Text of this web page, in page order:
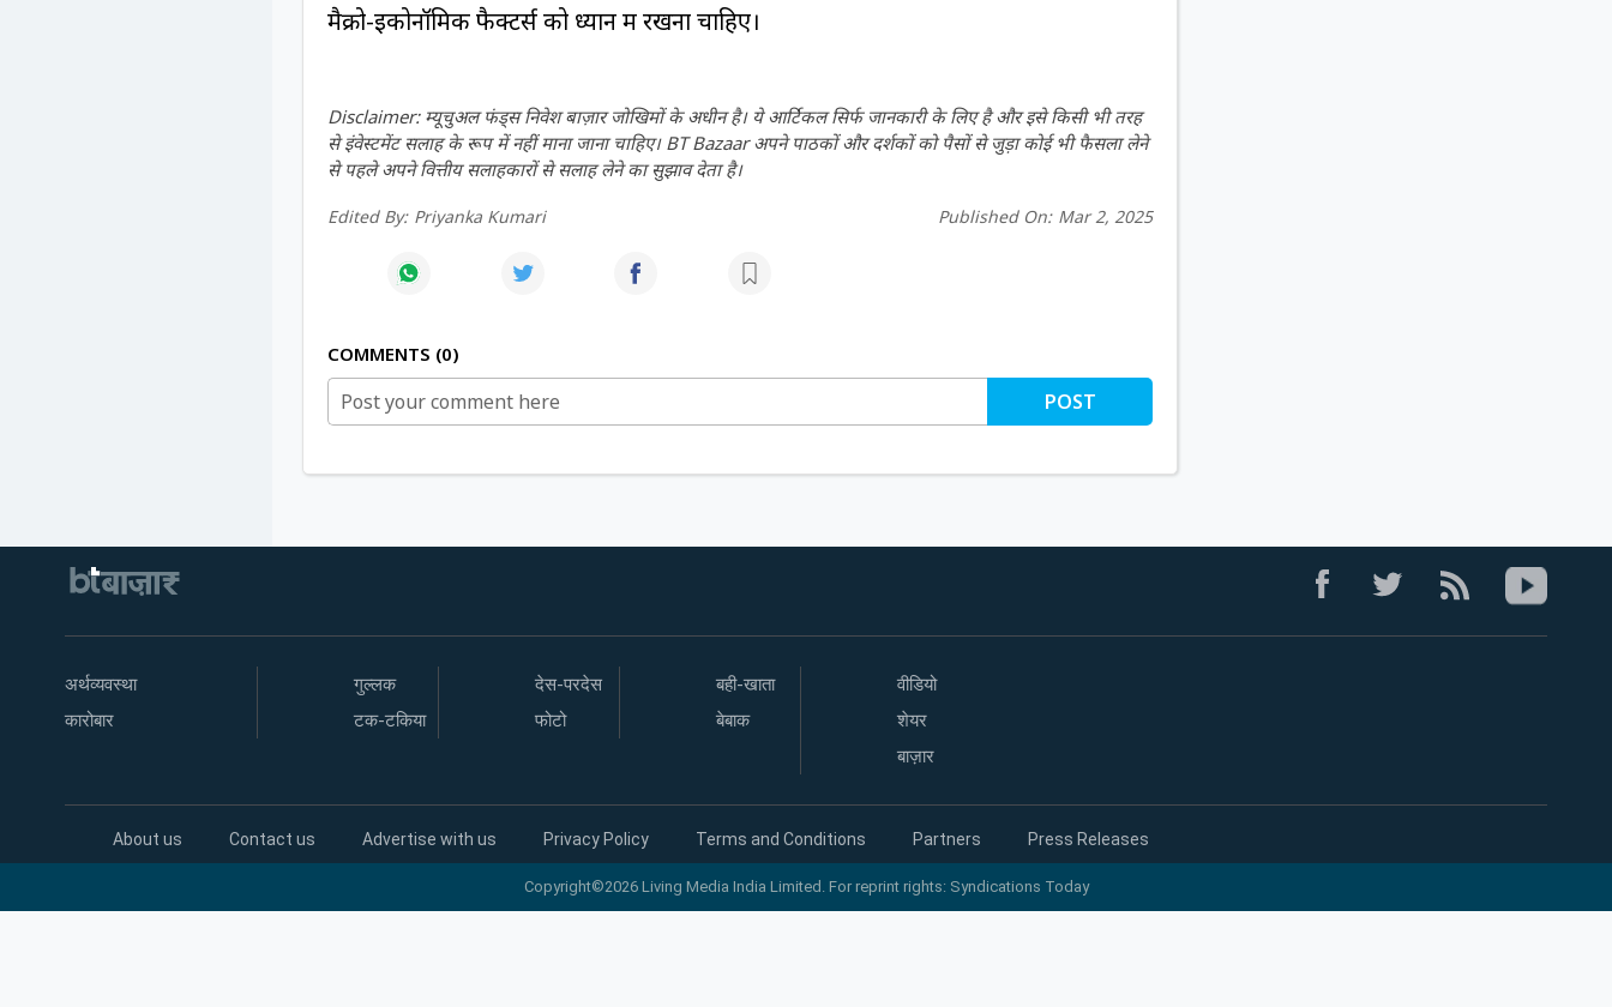
मैक्रो-इकोनॉमिक फैक्टर्स को ध्यान में रखना चाहिए।
Disclaimer: म्यूचुअल फंड्स निवेश बाज़ार जोखिमों के अधीन है। ये आर्टिकल सिर्फ जानकारी के लिए है और इसे किसी भी तरह
से इंवेस्टमेंट सलाह के रूप में नहीं माना जाना चाहिए। BT Bazaar अपने पाठकों और दर्शकों को पैसों से जुड़ा कोई भी फैसला लेने
से पहले अपने वित्तीय सलाहकारों से सलाह लेने का सुझाव देता है।
Edited By: Priyanka Kumari Published On: Mar 2, 2025
COMMENTS 0
POST
अर्थव्यवस्था
कारोबार
गुल्लक
टक-टकिया
देस-परदेस
फोटो
बही-खाता
बेबाक
वीडियो
शेयर
बाज़ार
About us Contact us Advertise with us Privacy Policy Terms and Conditions Partners Press Releases
Copyright©2026 Living Media India Limited. For reprint rights: Syndications Today